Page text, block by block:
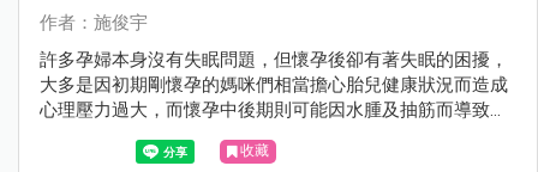
作者：施俊宇
許多孕婦本身沒有失眠問題，但懷孕後卻有著失眠的困擾，
大多是因初期剛懷孕的媽咪們相當擔心胎兒健康狀況而造成
心理壓力過大，而懷孕中後期則可能因水腫及抽筋而導致睡
眠品質下降，以致於晚上失眠、白天沒精神，長期下來成為
一個惡性循環，雖然多數孕婦在孕期結束後便回歸正常，但
收藏